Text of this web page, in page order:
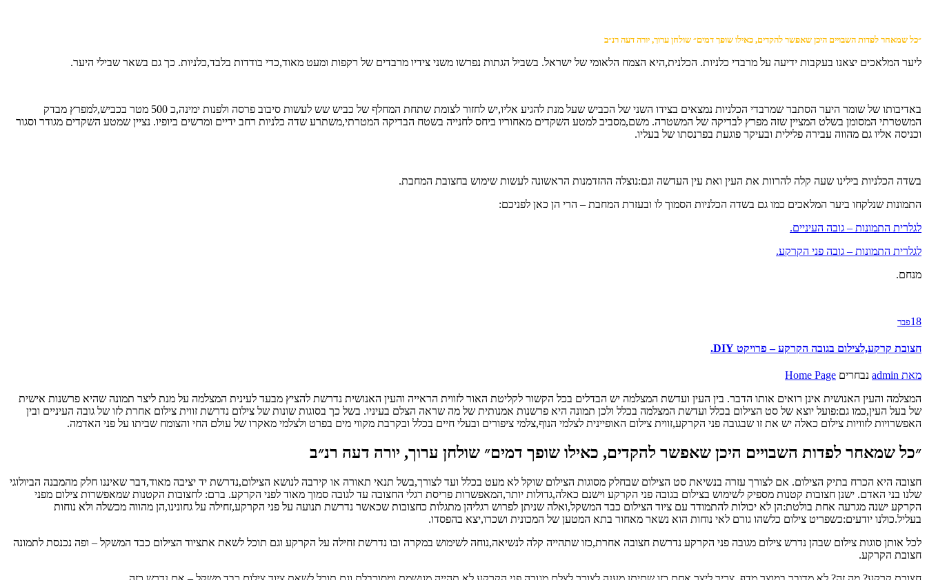
״כל שמאחר לפדות השבויים היכן שאפשר להקדים, כאילו שופך דמים״ שולחן ערוך, יורה דעה רנ״ב
ליער המלאכים יצאנו בעקבות ידיעה על מרבדי כלניות. הכלנית,היא הצמח הלאומי של ישראל. בשביל הגתות נפרשו משני צידיו מרבדים של רקפות ומעט מאוד,כדי בודדות בלבד,כלניות. כך גם בשאר שבילי היער.
באדיבותו של שומר היער הסתבר שמרבדי הכלניות נמצאים בצידו השני של הכביש שעל מנת להגיע אליו,יש לחזור לצומת שתחת המחלף של כביש שש לעשות סיבוב פרסה ולפנות ימינה,כ 500 מטר בכביש,למפרץ מבדק
המשטרתי המסומן בשלט המציין שזה מפרץ לבדיקה של המשטרה. משם,מסביב למטע השקדים מאחוריו ביחס לחנייה בשטח הבדיקה המטרתי,משתרע שדה כלניות רחב ידיים ומרשים ביופיו. נציין שמטע השקדים מגודר וסגור
וכניסה אליו גם מהווה עבירה פלילית ובעיקר פוגעת בפרנסתו של בעליו.
בשדה הכלניות בילינו שעה קלה להרוות את העין ואת עין העדשה וגם:נוצלה ההזדמנות הראשונה לעשות שימוש בחצובת המחבת.
התמונות שנלקחו ביער המלאכים כמו גם בשדה הכלניות הסמוך לו ובעזרת המחבת – הרי הן כאן לפניכם:
לגלרית התמונות – גובה העיניים.
לגלרית התמונות – גובה פני הקרקע.
מנחם.
18פבר
חצובת קרקע,לצילום בגובה הקרקע – פרויקט DIY.
מאת admin נבחרים Home Page
המצלמה והעין האנושית אינן רואים אותו הדבר. בין העין ועדשת המצלמה יש הבדלים בכל הקשור לקליטת האור לזווית הראייה והעין האנושית נדרשת להציץ מבעד לעינית המצלמה על מנת ליצר תמונה שהיא פרשנות אישית
של בעל העין,כמו גם:פועל יוצא של סט הצילום בכלל ועדשת המצלמה בכלל ולכן תמונה היא פרשנות אמנותית של מה שראה הצלם בעיניו. בשל כך בסוגות שונות של צילום נדרשת זווית צילום אחרת לזו של גובה העיניים ובין
האפשרויות לזוויות צילום כאלה יש את זו שבגובה פני הקרקע,זווית צילום האופיינית לצלמי הנוף,צלמי ציפורים ובעלי חיים בכלל ובקרבת מקווי מים בפרט ולצלמי מאקרו של עולם החי והצומח שביתו על פני האדמה.
״כל שמאחר לפדות השבויים היכן שאפשר להקדים, כאילו שופך דמים״ שולחן ערוך, יורה דעה רנ״ב
חצובה היא הכרח בתיק הצילום. אם לצורך עזרה בנשיאת סט הצילום שבחלק מסוגות הצילום שוקל לא מעט בכלל ועד לצורך,בשל תנאי תאורה או קירבה לנושא הצילום,נדרשת יד יציבה מאוד,דבר שאיננו חלק מהמבנה הביולוגי
שלנו בני האדם. ישנן חצובות קטנות מספיק לשימוש בצילום בגובה פני הקרקע וישנם כאלה,גדולות יותר,המאפשרות פריסת רגלי החצובה עד לגובה סמוך מאוד לפני הקרקע. ברם: לחצובות הקטנות שמאפשרות צילום מפני
הקרקע ישנה מגרעה אחת בולטת:הן לא יכולות להתמודד עם ציוד הצילום כבד המשקל,ואלה שניתן לפרוש רגליהן מתגלות כחצובות שכאשר נדרשת תנועה על פני הקרקע,זחילה על גחונינו,הן מהווה מכשלה ולא נוחות
בעליל.כולנו יודעים:כשפריט צילום כלשהו גורם לאי נוחות הוא נשאר מאחור בתא המטען של המכונית ושכרו,יצא בהפסדו.
לכל אותן סוגות צילום שבהן נדרש צילום מגובה פני הקרקע נדרשת חצובה אחרת,כזו שתהייה קלה לנשיאה,נוחה לשימוש במקרה ובו נדרשת זחילה על הקרקע וגם תוכל לשאת אתציוד הצילום כבד המשקל – ופה נכנסת לתמונה
חצובת הקרקע.